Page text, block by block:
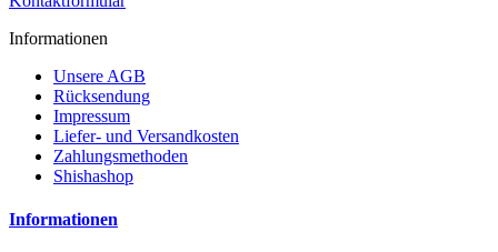
Informationen
Unsere AGB
Rücksendung
Impressum
Liefer- und Versandkosten
Zahlungsmethoden
Shishashop
Informationen